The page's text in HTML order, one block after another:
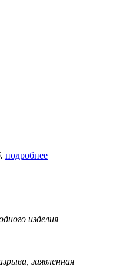
подробнее
изделия
заявленная